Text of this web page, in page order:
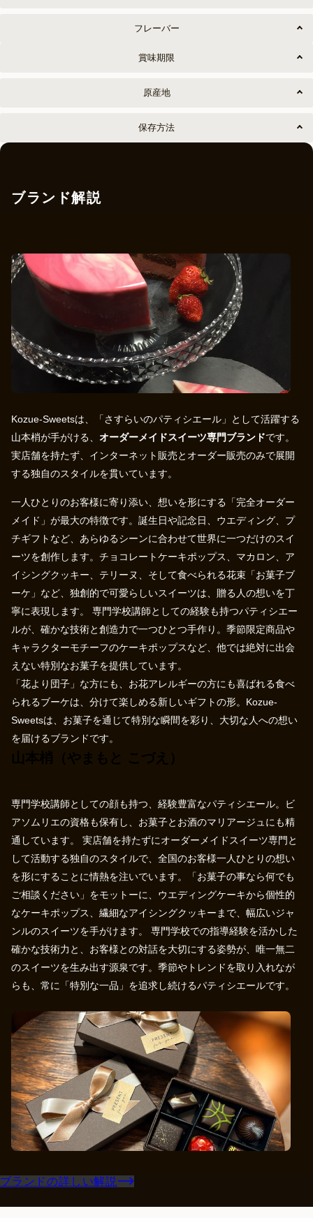
フレーバー
賞味期限
原産地
保存方法
ブランド解説
Kozue-Sweetsは、「さすらいのパティシエール」として活躍する
山本梢が手がける、 オーダーメイドスイーツ専門ブランドです。
実店舗を持たず、インターネット販売とオーダー販売のみで展開
する独自のスタイルを貫いています。
一人ひとりのお客様に寄り添い、想いを形にする「完全オーダー
メイド」が最大の特徴です。誕生日や記念日、ウエディング、プ
チギフトなど、あらゆるシーンに合わせて世界に一つだけのスイ
ーツを創作します。チョコレートケーキポップス、マカロン、ア
イシングクッキー、テリーヌ、そして食べられる花束「お菓子ブ
ーケ」など、独創的で可愛らしいスイーツは、贈る人の想いを丁
寧に表現します。 専門学校講師としての経験も持つパティシエー
ルが、確かな技術と創造力で一つひとつ手作り。季節限定商品や
キャラクターモチーフのケーキポップスなど、他では絶対に出会
えない特別なお菓子を提供しています。
「花より団子」な方にも、お花アレルギーの方にも喜ばれる食べ
られるブーケは、分けて楽しめる新しいギフトの形。Kozue-
Sweetsは、お菓子を通じて特別な瞬間を彩り、大切な人への想い
を届けるブランドです。
専門学校講師としての顔も持つ、経験豊富なパティシエール。ビ
アソムリエの資格も保有し、お菓子とお酒のマリアージュにも精
通しています。 実店舗を持たずにオーダーメイドスイーツ専門と
して活動する独自のスタイルで、全国のお客様一人ひとりの想い
を形にすることに情熱を注いでいます。「お菓子の事なら何でも
ご相談ください」をモットーに、ウエディングケーキから個性的
なケーキポップス、繊細なアイシングクッキーまで、幅広いジャ
ンルのスイーツを手がけます。 専門学校での指導経験を活かした
確かな技術力と、お客様との対話を大切にする姿勢が、唯一無二
のスイーツを生み出す源泉です。季節やトレンドを取り入れなが
らも、常に「特別な一品」を追求し続けるパティシエールです。
ブランドの詳しい解説